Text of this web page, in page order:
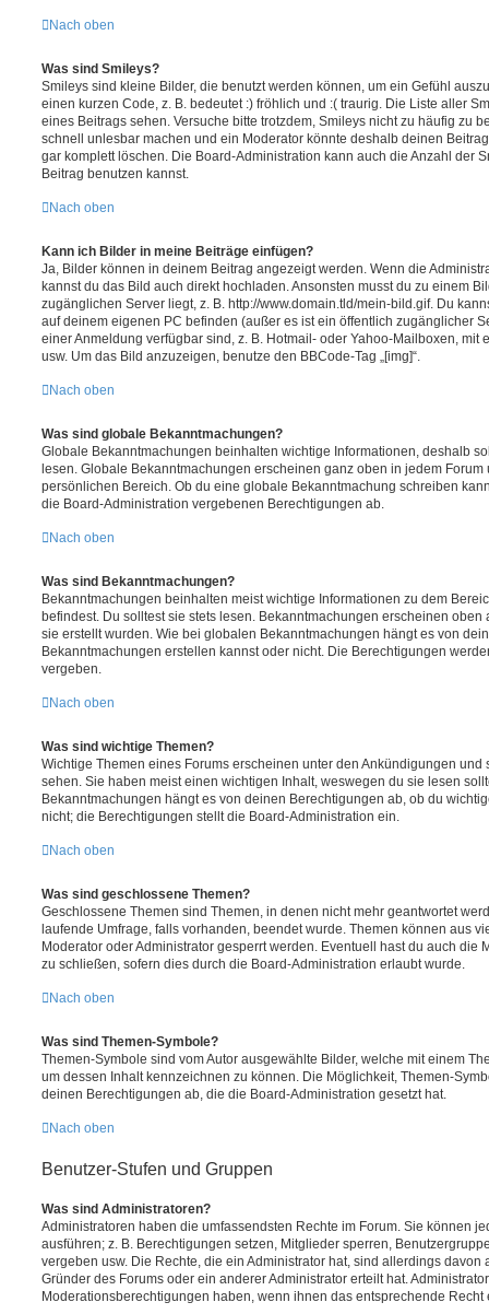
Nach oben
Was sind Smileys?
Smileys sind kleine Bilder, die benutzt werden können, um ein Gefühl
einen kurzen Code, z. B. bedeutet :) fröhlich und :( traurig. Die Liste aller
eines Beitrags sehen. Versuche bitte trotzdem, Smileys nicht zu häufig zu
schnell unlesbar machen und ein Moderator könnte deshalb deinen
gar komplett löschen. Die Board-Administration kann auch die Anzahl der
Beitrag benutzen kannst.
Nach oben
Kann ich Bilder in meine Beiträge einfügen?
Ja, Bilder können in deinem Beitrag angezeigt werden. Wenn die
kannst du das Bild auch direkt hochladen. Ansonsten musst du zu einem
zugänglichen Server liegt, z. B. http://www.domain.tld/mein-bild.gif. Du
auf deinem eigenen PC befinden (außer es ist ein öffentlich zugänglicher
einer Anmeldung verfügbar sind, z. B. Hotmail- oder Yahoo-Mailboxen, mit
usw. Um das Bild anzuzeigen, benutze den BBCode-Tag „[img]“.
Nach oben
Was sind globale Bekanntmachungen?
Globale Bekanntmachungen beinhalten wichtige Informationen, deshalb
lesen. Globale Bekanntmachungen erscheinen ganz oben in jedem
persönlichen Bereich. Ob du eine globale Bekanntmachung schreiben
die Board-Administration vergebenen Berechtigungen ab.
Nach oben
Was sind Bekanntmachungen?
Bekanntmachungen beinhalten meist wichtige Informationen zu dem
befindest. Du solltest sie stets lesen. Bekanntmachungen erscheinen oben
sie erstellt wurden. Wie bei globalen Bekanntmachungen hängt es von
Bekanntmachungen erstellen kannst oder nicht. Die Berechtigungen
vergeben.
Nach oben
Was sind wichtige Themen?
Wichtige Themen eines Forums erscheinen unter den Ankündigungen und
sehen. Sie haben meist einen wichtigen Inhalt, weswegen du sie lesen
Bekanntmachungen hängt es von deinen Berechtigungen ab, ob du
nicht; die Berechtigungen stellt die Board-Administration ein.
Nach oben
Was sind geschlossene Themen?
Geschlossene Themen sind Themen, in denen nicht mehr geantwortet
laufende Umfrage, falls vorhanden, beendet wurde. Themen können aus
Moderator oder Administrator gesperrt werden. Eventuell hast du auch die
zu schließen, sofern dies durch die Board-Administration erlaubt wurde.
Nach oben
Was sind Themen-Symbole?
Themen-Symbole sind vom Autor ausgewählte Bilder, welche mit einem
um dessen Inhalt kennzeichnen zu können. Die Möglichkeit, Themen-
deinen Berechtigungen ab, die die Board-Administration gesetzt hat.
Nach oben
Benutzer-Stufen und Gruppen
Was sind Administratoren?
Administratoren haben die umfassendsten Rechte im Forum. Sie können
ausführen; z. B. Berechtigungen setzen, Mitglieder sperren,
vergeben usw. Die Rechte, die ein Administrator hat, sind allerdings
Gründer des Forums oder ein anderer Administrator erteilt hat.
Moderationsberechtigungen haben, wenn ihnen das entsprechende Recht